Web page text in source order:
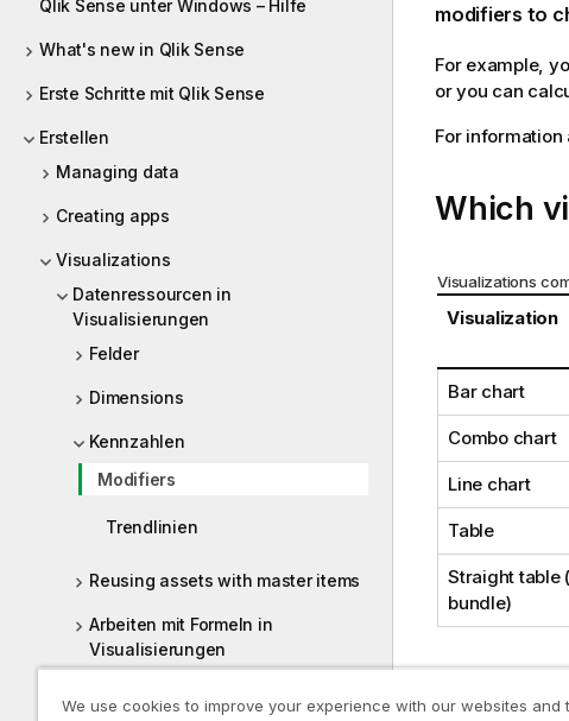
Qlik Sense unter Windows – Hilfe
What's new in Qlik Sense
Erste Schritte mit Qlik Sense
Erstellen
Managing data
Creating apps
Visualizations
Datenressourcen in
Visualisierungen
Felder
Dimensions
Kennzahlen
Modifiers
Trendlinien
Reusing assets with master items
Arbeiten mit Formeln in
Visualisierungen
modifiers to
For example,
or you can
For
Which
Visualizations
Visualization
Bar chart
Combo chart
Line chart
Table
Straight table (
bundle)
We use cookies to improve your experience with our websites and